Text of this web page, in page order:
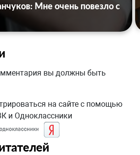
Мне очень повезло с
вы должны быть
на сайте с помощью
и Одноклассники